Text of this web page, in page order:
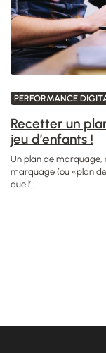
PERFORMANCE
Recetter un
jeu d’enfants !
Un plan de marquage,
marquage (ou «plan
que l’...